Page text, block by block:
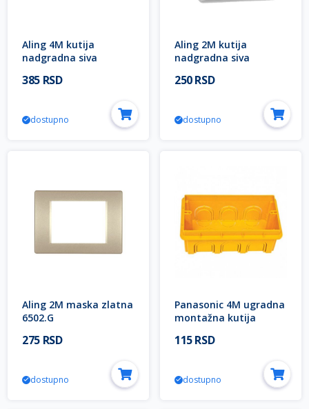
Aling 4M kutija
nadgradna siva
385 RSD
dostupno
Aling 2M kutija
nadgradna siva
250 RSD
dostupno
Aling 2M maska zlatna
6502.G
275 RSD
dostupno
Panasonic 4M ugradna
montažna kutija
WVTC0782-4NC EU2
115 RSD
dostupno